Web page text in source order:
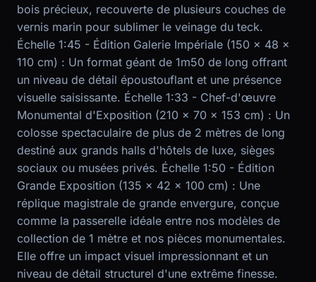
bois précieux, recouverte de plusieurs couches de
vernis marin pour sublimer le veinage du teck.
Échelle 1:45 - Édition Galerie Impériale (150 x 48 x
110 cm) : Un format géant de 1m50 de long offrant
un niveau de détail époustouflant et une présence
visuelle saisissante. Échelle 1:33 - Chef-d'œuvre
Monumental d'Exposition (210 x 70 x 153 cm) : Un
colosse spectaculaire de plus de 2 mètres de long
destiné aux grands halls d'hôtels de luxe, sièges
sociaux ou musées privés. Échelle 1:50 - Édition
Grande Exposition (135 x 42 x 100 cm) : Une
réplique magistrale de grande envergure, conçue
comme la passerelle idéale entre nos modèles de
collection de 1 mètre et nos pièces monumentales.
Elle offre un impact visuel impressionnant et un
niveau de détail structurel d'une extrême finesse.